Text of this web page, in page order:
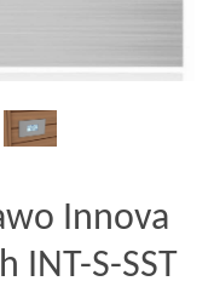
Innova
INT-S-SST